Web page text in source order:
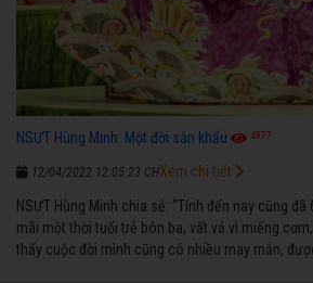
NSƯT Hùng Minh: Một đời sân khấu 4877
12/04/2022 12:05:23 CH
NSƯT Hùng Minh chia sẻ: “Tính đến nay cũng
mãi một thời tuổi trẻ bôn ba, vất vả vì miếng
thấy cuộc đời mình cũng có nhiều may mắn,
Xem chi tiết